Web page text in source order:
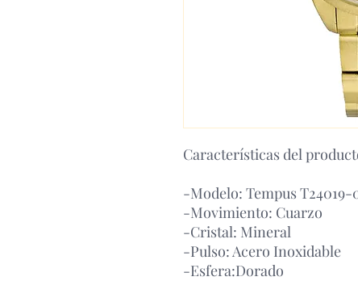
Características del
-Modelo: Tempus T24019-
-Movimiento: Cuarzo
-Cristal: Mineral
-Pulso: Acero Inoxidable
-Esfera:Dorado